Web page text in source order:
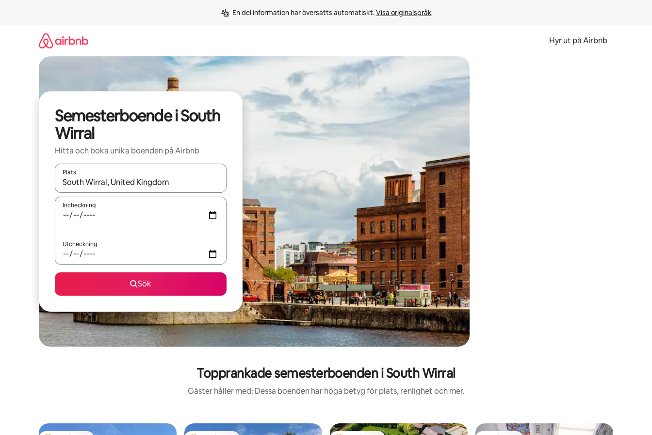
En del information har översatts automatiskt. Visa originalspråk
Hyr ut på Airbnb
Semesterboende i South
Wirral
Hitta och boka unika boenden på Airbnb
Plats
När resultaten är tillgängliga kan du navigera med upp- och nedåtpilarna eller utforska genom att trycka eller svepa.
Incheckning
Utcheckning
Sök
Topprankade semesterboenden i South Wirral
Gäster håller med: Dessa boenden har höga betyg för plats, renlighet och mer.